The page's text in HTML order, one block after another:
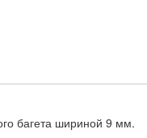
багета шириной 9 мм.